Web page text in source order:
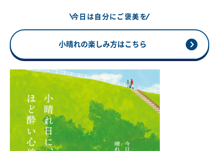
今日は自分にご褒美を
小晴れの楽しみ方はこちら